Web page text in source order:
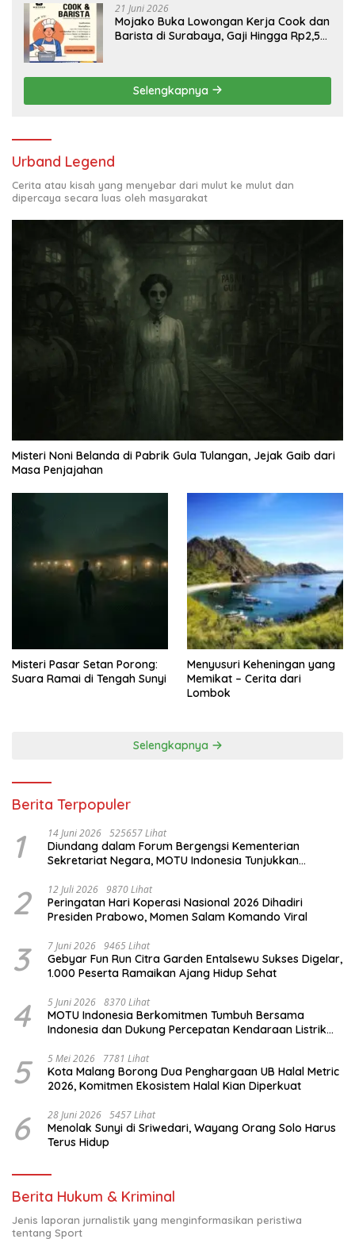
21 Juni 2026
Mojako Buka Lowongan Kerja Cook dan
Barista di Surabaya, Gaji Hingga Rp2,5
Selengkapnya
Urband Legend
Cerita atau kisah yang menyebar dari mulut ke mulut dan
dipercaya secara luas oleh masyarakat
Misteri Noni Belanda di Pabrik Gula Tulangan, Jejak Gaib dari
Masa Penjajahan
Misteri Pasar Setan Porong:
Suara Ramai di Tengah Sunyi
Menyusuri Keheningan yang
Memikat – Cerita dari
Lombok
Selengkapnya
Berita Terpopuler
1 14 Juni 2026 525657 Lihat
Diundang dalam Forum Bergengsi Kementerian
Sekretariat Negara, MOTU Indonesia Tunjukkan
2 12 Juli 2026 9870 Lihat
Peringatan Hari Koperasi Nasional 2026 Dihadiri
Presiden Prabowo, Momen Salam Komando Viral
3 7 Juni 2026 9465 Lihat
Gebyar Fun Run Citra Garden Entalsewu Sukses Digelar,
1.000 Peserta Ramaikan Ajang Hidup Sehat
4 5 Juni 2026 8370 Lihat
MOTU Indonesia Berkomitmen Tumbuh Bersama
Indonesia dan Dukung Percepatan Kendaraan Listrik
5 5 Mei 2026 7781 Lihat
Kota Malang Borong Dua Penghargaan UB Halal Metric
2026, Komitmen Ekosistem Halal Kian Diperkuat
6 28 Juni 2026 5457 Lihat
Menolak Sunyi di Sriwedari, Wayang Orang Solo Harus
Terus Hidup
Berita Hukum & Kriminal
Jenis laporan jurnalistik yang menginformasikan peristiwa
tentang Sport